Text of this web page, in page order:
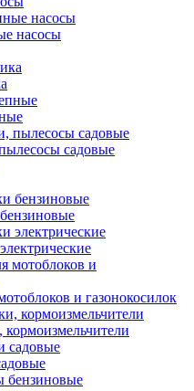
насосы
садовые
и газонокосилок